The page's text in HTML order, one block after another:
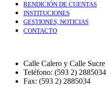
RENDICIÓN DE CUENTAS
INSTITUCIONES
GESTIONES, NOTICIAS
CONTACTO
Calle Calero y Calle Sucre
Teléfono: (593 2) 2885034
Fax: (593 2) 2885034